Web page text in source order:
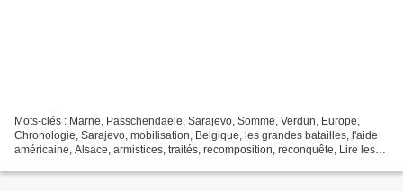
Mots-clés : Marne, Passchendaele, Sarajevo, Somme, Verdun, Europe,
Chronologie, Sarajevo, mobilisation, Belgique, les grandes batailles, l'aide
américaine, Alsace, armistices, traités, recomposition, reconquête, Lire les